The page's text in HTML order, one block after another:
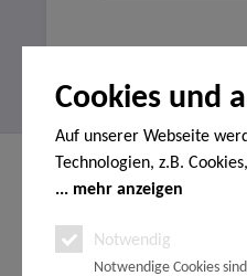
Cookies und
Auf unserer Webseite
Technologien, z.B.
Endgerät gespeichert
Analyse-, Marketing- und
handelt es sich um
mehr anzeigen
Notwendig
Notwendige Cookies
Service Hotline
unter: